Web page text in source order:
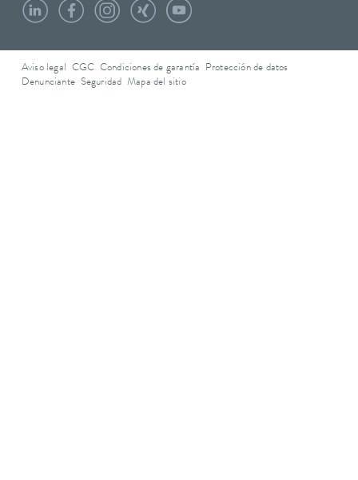
Aviso legal CGC Condiciones de garantía
Protección de datos
Denunciante Seguridad Mapa del sitio